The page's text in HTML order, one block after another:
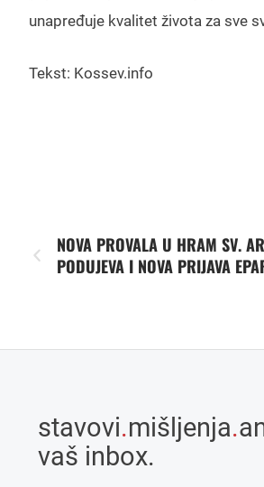
unapređuje kvalitet života za sve
Tekst: Kossev.info
NOVA PROVALA U HRAM SV.
PODUJEVA I NOVA PRIJAVA
stavovi.mišljenja.
vaš inbox.